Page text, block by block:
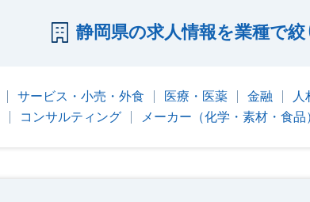
静岡県の求人情報を業種で絞
サービス・小売・外食 医療・医薬 金融
人
コンサルティング メーカー（化学・素材・食品